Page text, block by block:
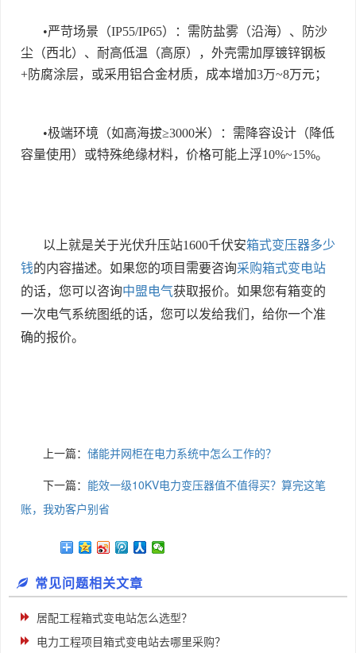
•严苛场景（IP55/IP65）：需防盐雾（沿海）、防沙
尘（西北）、耐高低温（高原），外壳需加厚镀锌钢板
+防腐涂层，或采用铝合金材质，成本增加3万~8万元；
•极端环境（如高海拔≥3000米）：需降容设计（降低
容量使用）或特殊绝缘材料，价格可能上浮10%~15%。
以上就是关于光伏升压站1600千伏安箱式变压器多少
钱的内容描述。如果您的项目需要咨询采购箱式变电站
的话，您可以咨询中盟电气获取报价。如果您有箱变的
一次电气系统图纸的话，您可以发给我们，给你一个准
确的报价。
上一篇： 储能并网柜在电力系统中怎么工作的？
下一篇： 能效一级10KV电力变压器值不值得买？算完这笔
账，我劝客户别省
常见问题相关文章
居配工程箱式变电站怎么选型？
电力工程项目箱式变电站去哪里采购？